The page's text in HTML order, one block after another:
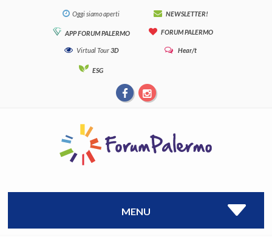
Oggi siamo aperti NEWSLETTER!
APP FORUM PALERMO FORUM PALERMO
Virtual Tour3D Hear/t
ESG
MENU